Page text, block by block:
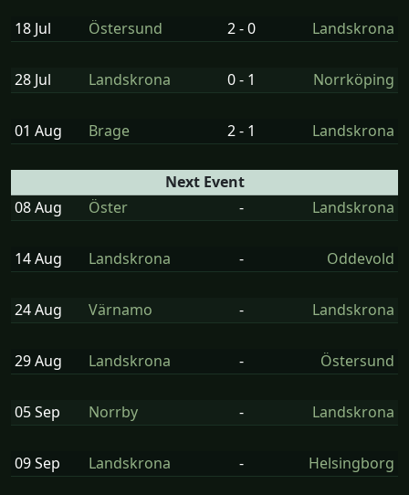
18 Jul Östersund 2 - 0 Landskrona
28 Jul Landskrona 0 - 1 Norrköping
01 Aug Brage 2 - 1 Landskrona
Next Event
08 Aug
Öster - Landskrona
14 Aug Landskrona - Oddevold
24 Aug Värnamo - Landskrona
29 Aug Landskrona - Östersund
05 Sep Norrby - Landskrona
09 Sep Landskrona - Helsingborg